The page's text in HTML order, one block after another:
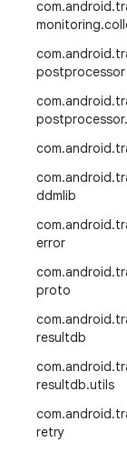
com.android.
monitoring.
com.android.
postprocessor
com.android.
postprocessor.
com.android.
com.android.
ddmlib
com.android.
error
com.android.
proto
com.android.
resultdb
com.android.
resultdb.utils
com.android.
retry